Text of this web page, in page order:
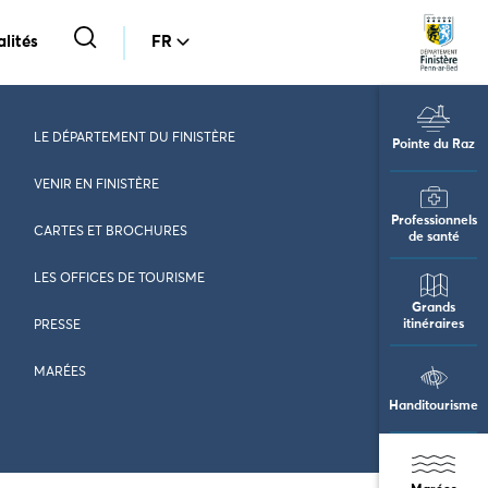
FR
Pointe du Raz
Professionnels
de santé
Grands
itinéraires
Handitourisme
LE DÉPARTEMENT DU FINISTÈRE
VENIR EN FINISTÈRE
CARTES ET BROCHURES
LES OFFICES DE TOURISME
PRESSE
MARÉES